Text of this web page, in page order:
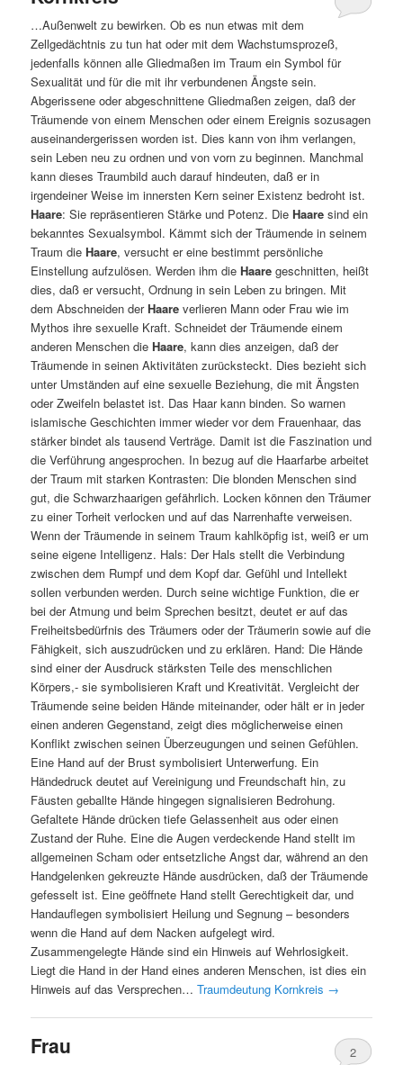
…Außenwelt zu bewirken. Ob es nun etwas mit dem
Zellgedächtnis zu tun hat oder mit dem Wachstumsprozeß,
jedenfalls können alle Gliedmaßen im Traum ein Symbol für
Sexualität und für die mit ihr verbundenen Ängste sein.
Abgerissene oder abgeschnittene Gliedmaßen zeigen, daß der
Träumende von einem Menschen oder einem Ereignis sozusagen
auseinandergerissen worden ist. Dies kann von ihm verlangen,
sein Leben neu zu ordnen und von vorn zu beginnen. Manchmal
kann dieses Traumbild auch darauf hindeuten, daß er in
irgendeiner Weise im innersten Kern seiner Existenz bedroht ist.
Haare: Sie repräsentieren Stärke und Potenz. DieHaare sind ein
bekanntes Sexualsymbol. Kämmt sich der Träumende in seinem
Traum dieHaare, versucht er eine bestimmt persönliche
Einstellung aufzulösen. Werden ihm dieHaare geschnitten, heißt
dies, daß er versucht, Ordnung in sein Leben zu bringen. Mit
dem Abschneiden derHaare verlieren Mann oder Frau wie im
Mythos ihre sexuelle Kraft. Schneidet der Träumende einem
anderen Menschen dieHaare, kann dies anzeigen, daß der
Träumende in seinen Aktivitäten zurücksteckt. Dies bezieht sich
unter Umständen auf eine sexuelle Beziehung, die mit Ängsten
oder Zweifeln belastet ist. Das Haar kann binden. So warnen
islamische Geschichten immer wieder vor dem Frauenhaar, das
stärker bindet als tausend Verträge. Damit ist die Faszination und
die Verführung angesprochen. In bezug auf die Haarfarbe arbeitet
der Traum mit starken Kontrasten: Die blonden Menschen sind
gut, die Schwarzhaarigen gefährlich. Locken können den Träumer
zu einer Torheit verlocken und auf das Narrenhafte verweisen.
Wenn der Träumende in seinem Traum kahlköpfig ist, weiß er um
seine eigene Intelligenz. Hals: Der Hals stellt die Verbindung
zwischen dem Rumpf und dem Kopf dar. Gefühl und Intellekt
sollen verbunden werden. Durch seine wichtige Funktion, die er
bei der Atmung und beim Sprechen besitzt, deutet er auf das
Freiheitsbedürfnis des Träumers oder der Träumerin sowie auf die
Fähigkeit, sich auszudrücken und zu erklären. Hand: Die Hände
sind einer der Ausdruck stärksten Teile des menschlichen
Körpers,- sie symbolisieren Kraft und Kreativität. Vergleicht der
Träumende seine beiden Hände miteinander, oder hält er in jeder
einen anderen Gegenstand, zeigt dies möglicherweise einen
Konflikt zwischen seinen Überzeugungen und seinen Gefühlen.
Eine Hand auf der Brust symbolisiert Unterwerfung. Ein
Händedruck deutet auf Vereinigung und Freundschaft hin, zu
Fäusten geballte Hände hingegen signalisieren Bedrohung.
Gefaltete Hände drücken tiefe Gelassenheit aus oder einen
Zustand der Ruhe. Eine die Augen verdeckende Hand stellt im
allgemeinen Scham oder entsetzliche Angst dar, während an den
Handgelenken gekreuzte Hände ausdrücken, daß der Träumende
gefesselt ist. Eine geöffnete Hand stellt Gerechtigkeit dar, und
Handauflegen symbolisiert Heilung und Segnung – besonders
wenn die Hand auf dem Nacken aufgelegt wird.
Zusammengelegte Hände sind ein Hinweis auf Wehrlosigkeit.
Liegt die Hand in der Hand eines anderen Menschen, ist dies ein
Hinweis auf das Versprechen…Traumdeutung Kornkreis →
Frau
2